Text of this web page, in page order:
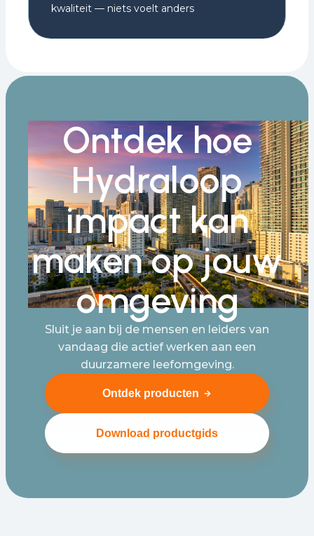
kwaliteit — niets voelt anders
Ontdek hoe
Hydraloop
impact kan
maken op jouw
omgeving
Sluit je aan bij de mensen en leiders van
vandaag die actief werken aan een
duurzamere leefomgeving.
Ontdek producten
Download productgids